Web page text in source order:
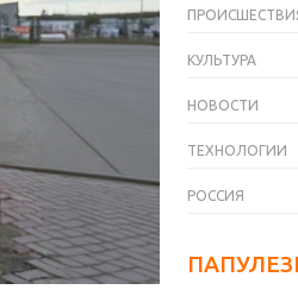
КУЛЬТУРА
НОВОСТИ
ТЕХНОЛОГИИ
РОССИЯ